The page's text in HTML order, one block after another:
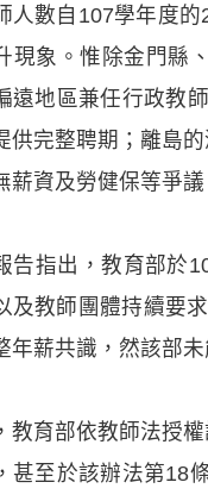
人數自107學年度
現象。惟除金門縣
遠地區兼任行政教
供完整聘期；離島
薪資及勞健保等爭
告指出，教育部於
及教師團體持續要
年薪共識，然該部
教育部依教師法授
甚至於該辦法第18